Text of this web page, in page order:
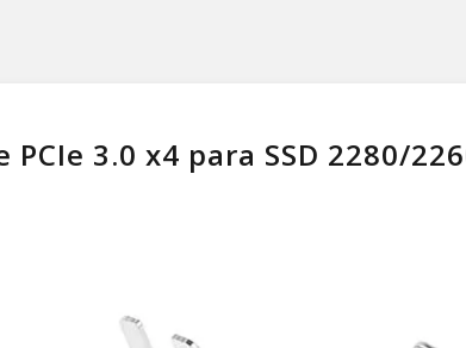
3.0 x4 para SSD 2280/